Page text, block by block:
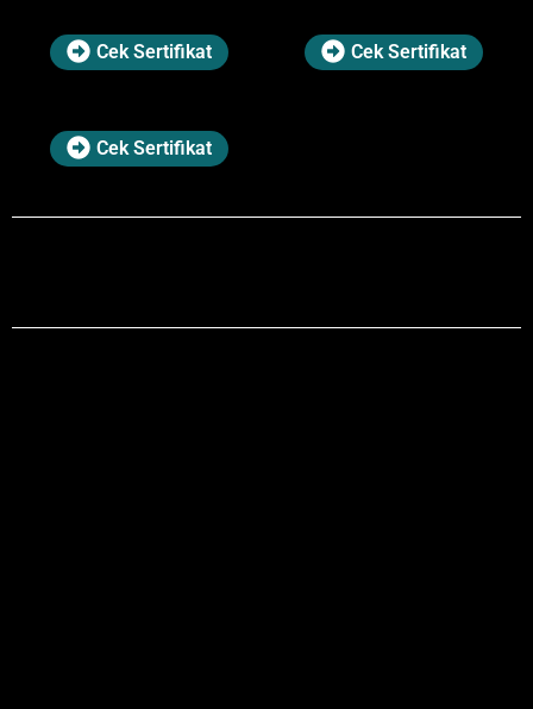
Cek Sertifikat Cek Sertifikat
Cek Sertifikat